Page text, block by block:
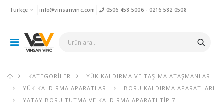
Türkçe info@vinsanvinc.com 0506 458 5006- 0216 582 0508
KATEGORILER
YÜK KALDIRMA VE TAŞIMA ATAŞMANLARI
YÜK KALDIRMA APARATLARI
BORU KALDIRMA APARATLARI
YATAY BORU TUTMA VE KALDIRMA APARATI TIP 7